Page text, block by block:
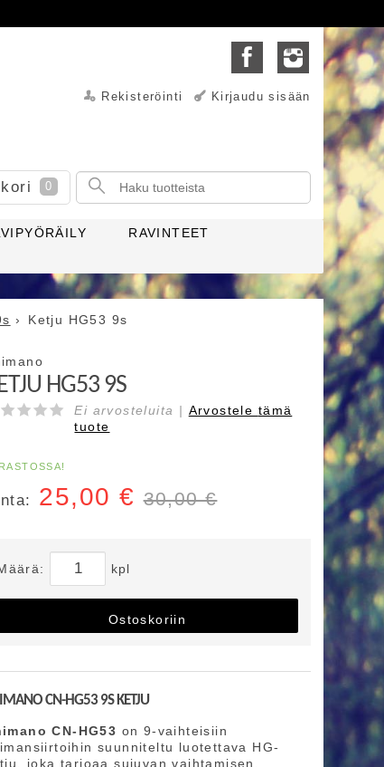
Rekisteröinti Kirjaudu sisään
0
RAVINTEET
Ketju HG53 9s
HG53 9S
Ei arvosteluita | Arvostele tämä
tuote
25,00 € 30,00 €
kpl
Ostoskoriin
CN-HG53 9S KETJU
CN-HG53 on 9-vaihteisiin
suunniteltu luotettava HG-
joka tarjoaa sujuvan vaihtamisen,